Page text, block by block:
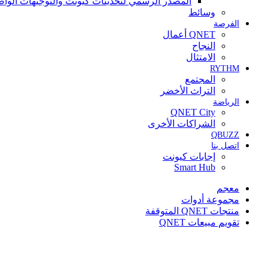
وسائط
الفرصة
QNET أعمال
النجاح
الامتثال
RYTHM
المجتمع
التراث الأخضر
الرياضة
QNET City
الشراكات الأخرى
QBUZZ
اتصل بنا
إجابات كيونت
Smart Hub
معجم
مجموعة أدوات
منتجات QNET المتوقفة
تقويم مبيعات QNET